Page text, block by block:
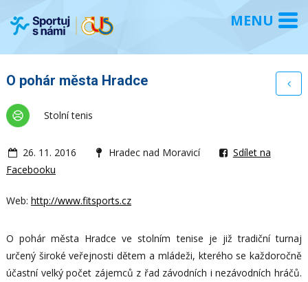
O pohár města Hradce
Stolní tenis
26. 11. 2016 Hradec nad Moravicí
Sdílet na
Facebooku
Web: http://www.fitsports.cz
O pohár města Hradce ve stolním tenise je již tradiční turnaj
určený široké veřejnosti dětem a mládeži, kterého se každoročně
účastní velký počet zájemců z řad závodních i nezávodních hráčů.